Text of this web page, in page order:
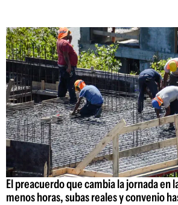
El preacuerdo que cambia la jornada en
menos horas, subas reales y convenio